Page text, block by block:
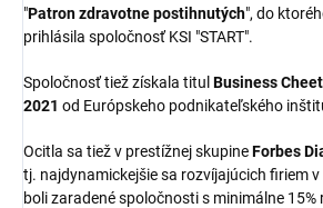
"Patron zdravotne postihnutých", do
prihlásila spoločnosť KSI "START".
Spoločnosť tiež získala titul Business
2021 od Európskeho podnikateľského
Ocitla sa tiež v prestížnej skupineForbes
tj. najdynamickejšie sa rozvíjajúcich firiem
boli zaradené spoločnosti s minimálne